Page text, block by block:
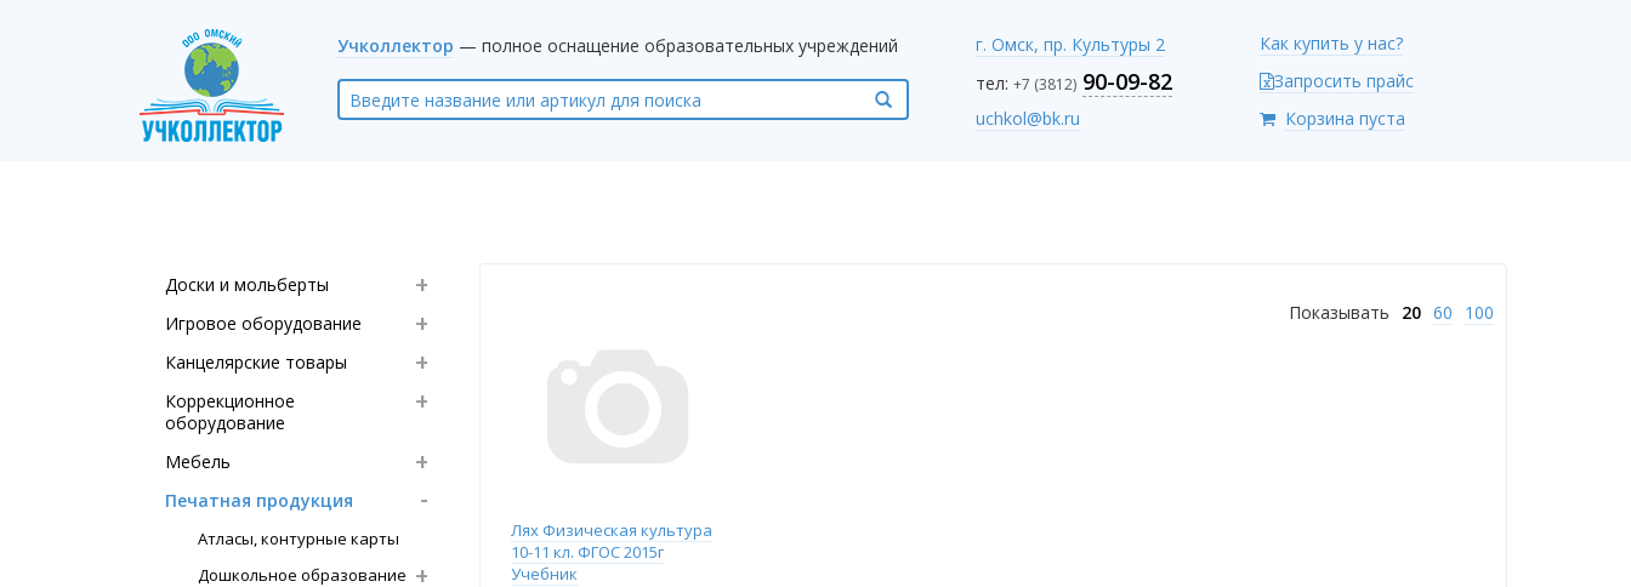
Учколлектор — полное оснащение образовательных учреждений
г. Омск, пр. Культуры 2
тел: +7 (3812) 90-09-82
uchkol@bk.ru
Как купить у нас?
Запросить прайс
Корзина пуста
Доски и мольберты
Игровое оборудование
Канцелярские товары
Коррекционное
оборудование
Мебель
Печатная продукция
Атласы, контурные карты
Дошкольное образование
Лях Физическая культура
10-11 кл. ФГОС 2015г
Учебник
Показывать 20 60 100